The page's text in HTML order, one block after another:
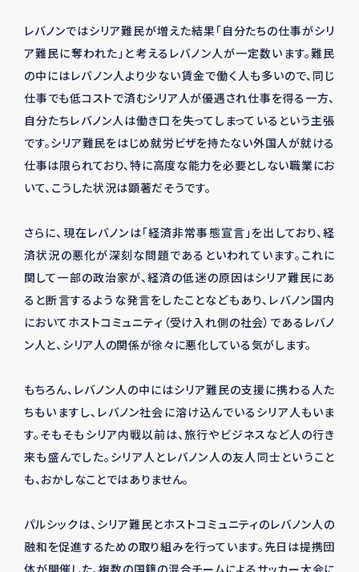
レバノンではシリア難民が増えた結果「自分たちの仕事がシリ
ア難民に奪われた」と考えるレバノン人が一定数います。難民
の中にはレバノン人より少ない賃金で働く人も多いので、同じ
仕事でも低コストで済むシリア人が優遇され仕事を得る一方、
自分たちレバノン人は働き口を失ってしまっているという主張
です。シリア難民をはじめ就労ビザを持たない外国人が就ける
仕事は限られており、特に高度な能力を必要としない職業にお
いて、こうした状況は顕著だそうです。
さらに、現在レバノンは「経済非常事態宣言」を出しており、経
済状況の悪化が深刻な問題であるといわれています。これに
関して一部の政治家が、経済の低迷の原因はシリア難民にあ
ると断言するような発言をしたことなどもあり、レバノン国内
においてホストコミュニティ（受け入れ側の社会）であるレバノ
ン人と、シリア人の関係が徐々に悪化している気がします。
もちろん、レバノン人の中にはシリア難民の支援に携わる人た
ちもいますし、レバノン社会に溶け込んでいるシリア人もいま
す。そもそもシリア内戦以前は、旅行やビジネスなど人の行き
来も盛んでした。シリア人とレバノン人の友人同士ということ
も、おかしなことではありません。
パルシックは、シリア難民とホストコミュニティのレバノン人の
融和を促進するための取り組みを行っています。先日は提携団
体が開催した、複数の国籍の混合チームによるサッカー大会に